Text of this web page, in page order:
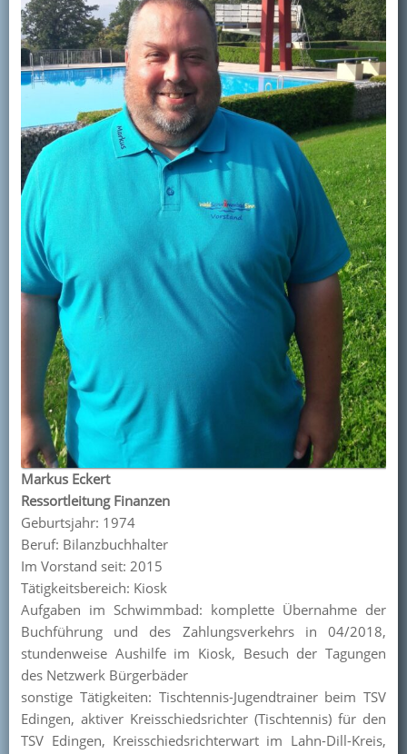
Mitglied werden
Markus Eckert
Ressortleitung Finanzen
Geburtsjahr: 1974
Beruf: Bilanzbuchhalter
Im Vorstand seit: 2015
Tätigkeitsbereich: Kiosk
Aufgaben im Schwimmbad: komplette Übernahme der
Buchführung und des Zahlungsverkehrs in 04/2018,
stundenweise Aushilfe im Kiosk, Besuch der Tagungen
des Netzwerk Bürgerbäder
sonstige Tätigkeiten: Tischtennis-Jugendtrainer beim TSV
Edingen, aktiver Kreisschiedsrichter (Tischtennis) für den
TSV Edingen, Kreisschiedsrichterwart im Lahn-Dill-Kreis,